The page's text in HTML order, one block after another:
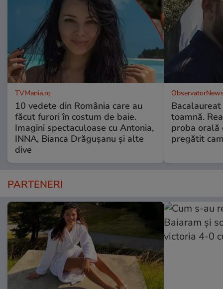
TVMania.ro
10 vedete din România care au
făcut furori în costum de baie.
Imagini spectaculoase cu Antonia,
INNA, Bianca Drăgușanu și alte
dive
toamnă.
proba orală
pregătit
PARTENERI